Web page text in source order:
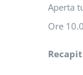
Aperta
Ore